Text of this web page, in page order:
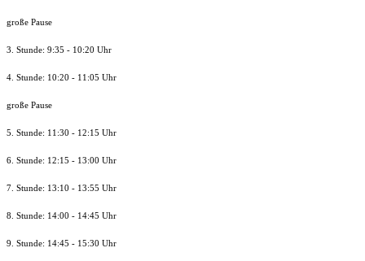
große Pause
3. Stunde: 9:35 - 10:20 Uhr
4. Stunde: 10:20 - 11:05 Uhr
große Pause
5. Stunde: 11:30 - 12:15 Uhr
6. Stunde: 12:15 - 13:00 Uhr
7. Stunde: 13:10 - 13:55 Uhr
8. Stunde: 14:00 - 14:45 Uhr
9. Stunde: 14:45 - 15:30 Uhr